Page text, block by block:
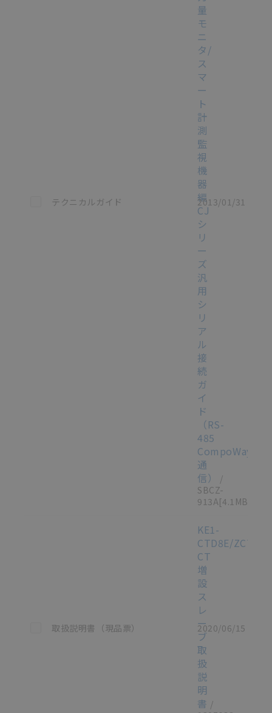
この資料を選択
テクニカルガイド
量
モ
ニ
タ/
ス
マ
ー
ト
計
測
監
視
機
器
編
CJ
シ
リ
ー
ズ
汎
用
シ
リ
ア
ル
接
続
ガ
イ
ド
（RS-
485
CompoWay/F
通
信）
/
SBCZ-
913A[4.1MB]
2013/01/31
この資料を選択
取扱説明書（現品票）
KE1-
CTD8E/ZCT8E
CT
増
設
ス
レ
ー
ブ
取
扱
説
明
書 /
2020/06/15